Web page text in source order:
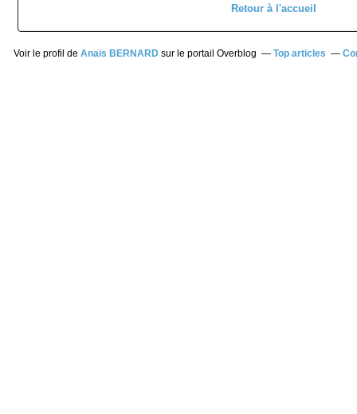
Retour à l'accueil
Voir le profil de Anaïs BERNARDsur le portail Overblog Top articles